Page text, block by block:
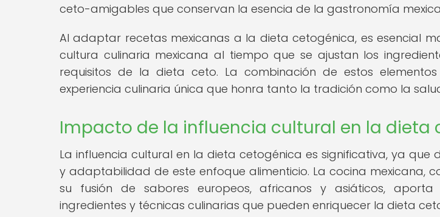
ceto-amigables que conservan la esencia de la gastronomía
Al adaptar recetas mexicanas a la dieta cetogénica, es esencial
cultura culinaria mexicana al tiempo que se ajustan los
requisitos de la dieta ceto. La combinación de estos
experiencia culinaria única que honra tanto la tradición como la
Impacto de la influencia cultural en la dieta
La influencia cultural en la dieta cetogénica es significativa, ya que
y adaptabilidad de este enfoque alimenticio. La cocina mexicana,
su fusión de sabores europeos, africanos y asiáticos,
ingredientes y técnicas culinarias que pueden enriquecer la dieta